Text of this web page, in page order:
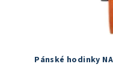
Pánské hodinky